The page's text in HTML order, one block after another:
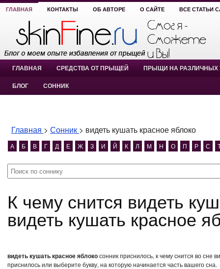
ГЛАВНАЯ КОНТАКТЫ ОБ АВТОРЕ О САЙТЕ ВСЕ СТАТЬИ
ГЛАВНАЯ СРЕДСТВА ОТ ПРЫЩЕЙ ПРЫЩИ НА РАЗЛИЧНЫХ
БЛОГ СОННИК
Главная > Сонник > видеть кушать красное яблоко
А Б В Г Д Е Ж З И Й К Л М Н О П Р С
К чему снится видеть кушать красное яблоко?
видеть кушать красное
видеть кушать красное яблокосонник приснилось, к чему снится во сне
приснилось или выберите букву, на которую начинается часть вашего сна.